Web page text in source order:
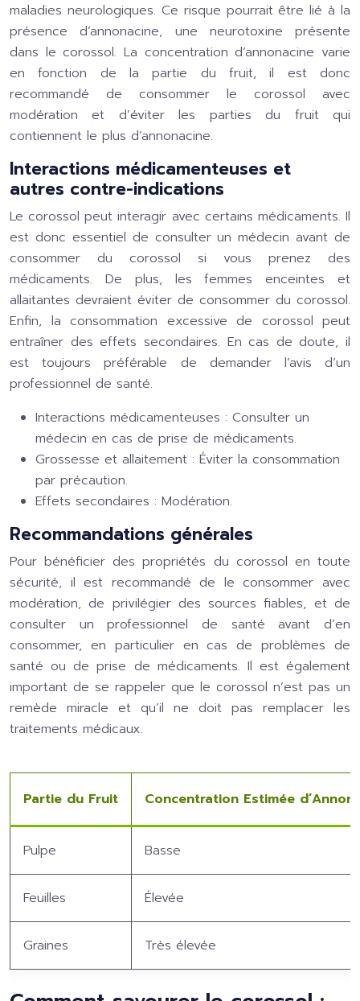
maladies neurologiques. Ce risque pourrait être lié à la
présence d’annonacine, une neurotoxine présente
dans le corossol. La concentration d’annonacine varie
en fonction de la partie du fruit, il est donc
recommandé de consommer le corossol avec
modération et d’éviter les parties du fruit qui
contiennent le plus d’annonacine.
Interactions médicamenteuses et
autres contre-indications
Le corossol peut interagir avec certains médicaments. Il
est donc essentiel de consulter un médecin avant de
consommer du corossol si vous prenez des
médicaments. De plus, les femmes enceintes et
allaitantes devraient éviter de consommer du corossol.
Enfin, la consommation excessive de corossol peut
entraîner des effets secondaires. En cas de doute, il
est toujours préférable de demander l’avis d’un
professionnel de santé.
Interactions médicamenteuses : Consulter un
médecin en cas de prise de médicaments.
Grossesse et allaitement : Éviter la consommation
par précaution.
Effets secondaires : Modération.
Recommandations générales
Pour bénéficier des propriétés du corossol en toute
sécurité, il est recommandé de le consommer avec
modération, de privilégier des sources fiables, et de
consulter un professionnel de santé avant d’en
consommer, en particulier en cas de problèmes de
santé ou de prise de médicaments. Il est également
important de se rappeler que le corossol n’est pas un
remède miracle et qu’il ne doit pas remplacer les
traitements médicaux.
Partie du Fruit Concentration Estimée
Pulpe Basse
Feuilles Élevée
Graines Très élevée